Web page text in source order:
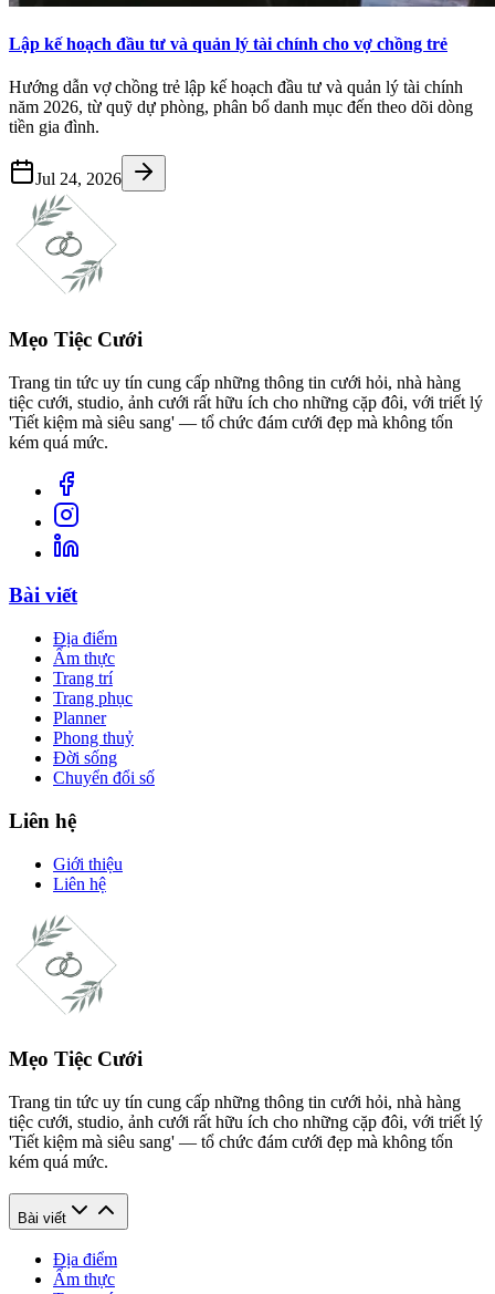
Lập kế hoạch đầu tư và quản lý tài chính cho vợ chồng trẻ
Hướng dẫn vợ chồng trẻ lập kế hoạch đầu tư và quản lý tài chính
năm 2026, từ quỹ dự phòng, phân bổ danh mục đến theo dõi dòng
tiền gia đình.
Jul 24, 2026
Mẹo Tiệc Cưới
Trang tin tức uy tín cung cấp những thông tin cưới hỏi, nhà hàng
tiệc cưới, studio, ảnh cưới rất hữu ích cho những cặp đôi, với triết lý
'Tiết kiệm mà siêu sang' — tổ chức đám cưới đẹp mà không tốn
kém quá mức.
Bài viết
Địa điểm
Ẩm thực
Trang trí
Trang phục
Planner
Phong thuỷ
Đời sống
Chuyển đổi số
Liên hệ
Giới thiệu
Liên hệ
Mẹo Tiệc Cưới
Trang tin tức uy tín cung cấp những thông tin cưới hỏi, nhà hàng
tiệc cưới, studio, ảnh cưới rất hữu ích cho những cặp đôi, với triết lý
'Tiết kiệm mà siêu sang' — tổ chức đám cưới đẹp mà không tốn
kém quá mức.
Bài viết
Địa điểm
Ẩm thực